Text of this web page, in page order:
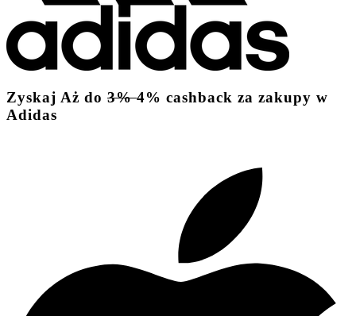
Zyskaj Aż do 3%4% cashback za zakupy w
Adidas